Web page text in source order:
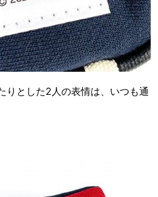
りとした2人の表情は、いつも通